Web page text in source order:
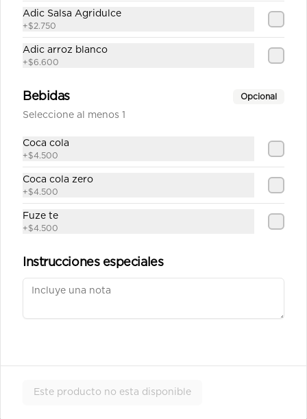
Julianas de carne de res salteadas en
salsa teriyaki servidas en una base
Vegetales
$37.800
Pollo Teriyaki sobre base de
Julianas de pechuga de pollo
Adic Salsa Agridulce
+$2.750
Adic arroz blanco
+$6.600
Bebidas Opcional
Seleccione al menos 1
Coca cola
+$4.500
Coca cola zero
+$4.500
Fuze te
+$4.500
Instrucciones especiales
Este producto no esta disponible